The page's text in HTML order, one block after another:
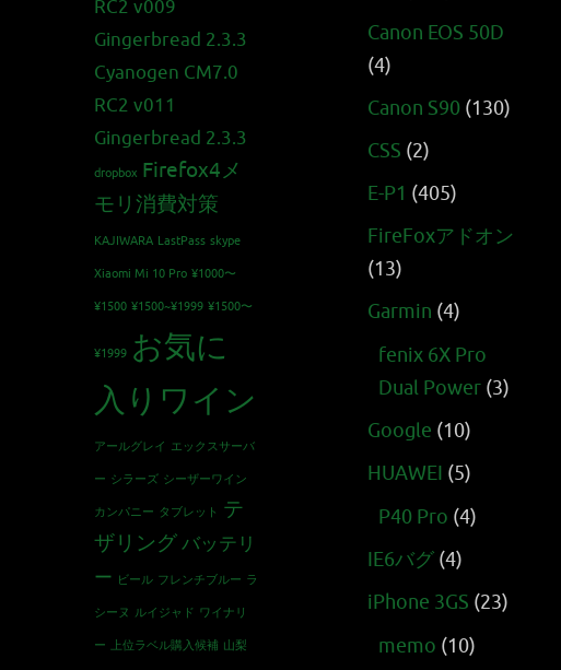
RC2 v009
Gingerbread 2.3.3
Cyanogen CM7.0
RC2 v011
Gingerbread 2.3.3
dropbox Firefox4メ
モリ消費対策
KAJIWARA LastPass skype
Xiaomi Mi 10 Pro ¥1000〜
¥1500 ¥1500~¥1999 ¥1500〜
¥1999 お気に
入りワイン
アールグレイ エックスサーバ
ー シラーズ シーザーワイン
カンパニー タブレット
テ
ザリングバッテリ
ー ビール フレンチブルー ラ
シーヌ ルイジャド ワイナリ
ー 上位ラベル購入候補 山梨
Canon EOS 50D
(4)
Canon S90 (130)
CSS (2)
E-P1 (405)
FireFoxアドオン
(13)
Garmin (4)
fenix 6X Pro
Dual Power (3)
Google (10)
HUAWEI (5)
P40 Pro (4)
IE6バグ (4)
iPhone 3GS (23)
memo (10)